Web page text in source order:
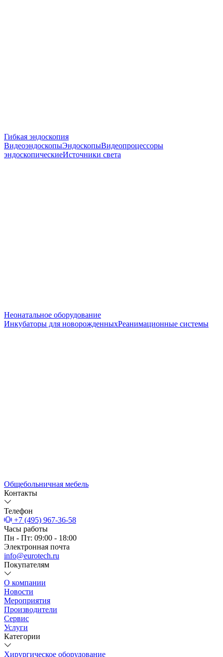
Гибкая эндоскопия
ВидеоэндоскопыЭндоскопыВидеопроцессоры
эндоскопическиеИсточники света
Неонатальное оборудование
Инкубаторы для новорожденныхРеанимационные системы
Общебольничная мебель
Контакты
Телефон
+7 (495) 967-36-58
Часы работы
Пн - Пт: 09:00 - 18:00
Электронная почта
info@eurotech.ru
Покупателям
О компании
Новости
Мероприятия
Производители
Сервис
Услуги
Категории
Хирургическое оборудование